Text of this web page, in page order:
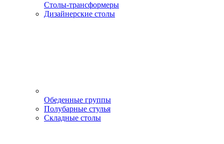
Столы-трансформеры
Дизайнерские столы
Обеденные группы
Полубарные стулья
Складные столы